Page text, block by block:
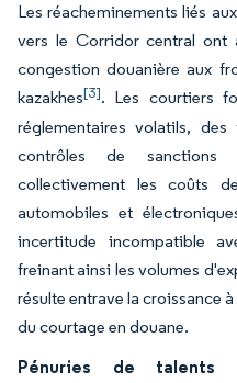
Les réacheminements liés
vers le Corridor central ont
congestion douanière aux
kazakhes[3]. Les courtiers
réglementaires volatils,
contrôles de sanctions
collectivement les coûts
automobiles et
incertitude incompatible
freinant ainsi les volumes
résulte entrave la croissance
du courtage en douane.
Pénuries de talents